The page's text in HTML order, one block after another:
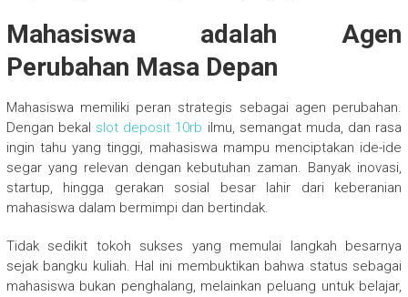
Mahasiswa adalah Agen
Perubahan Masa Depan
Mahasiswa memiliki peran strategis sebagai agen perubahan.
Dengan bekal slot deposit 10rb ilmu, semangat muda, dan rasa
ingin tahu yang tinggi, mahasiswa mampu menciptakan ide-ide
segar yang relevan dengan kebutuhan zaman. Banyak inovasi,
startup, hingga gerakan sosial besar lahir dari keberanian
mahasiswa dalam bermimpi dan bertindak.
Tidak sedikit tokoh sukses yang memulai langkah besarnya
sejak bangku kuliah. Hal ini membuktikan bahwa status sebagai
mahasiswa bukan penghalang, melainkan peluang untuk belajar,